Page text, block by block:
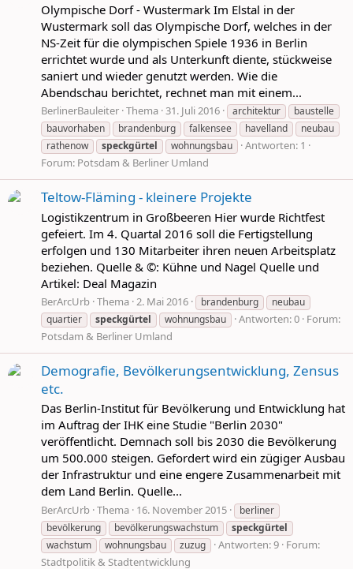
Olympische Dorf - Wustermark Im Elstal in der
Wustermark soll das Olympische Dorf, welches in der
NS-Zeit für die olympischen Spiele 1936 in Berlin
errichtet wurde und als Unterkunft diente, stückweise
saniert und wieder genutzt werden. Wie die
Abendschau berichtet, rechnet man mit einem...
BerlinerBauleiter Thema 31. Juli 2016 architektur
baustelle
bauvorhaben
brandenburg falkensee havelland
neubau
rathenow
speckgürtel wohnungsbau
Antworten: 1
Forum: Potsdam & Berliner Umland
Teltow-Fläming - kleinere Projekte
Logistikzentrum in Großbeeren Hier wurde Richtfest
gefeiert. Im 4. Quartal 2016 soll die Fertigstellung
erfolgen und 130 Mitarbeiter ihren neuen Arbeitsplatz
beziehen. Quelle & ©: Kühne und Nagel Quelle und
Artikel: Deal Magazin
BerArcUrb Thema 2. Mai 2016 brandenburg
neubau
quartier
speckgürtel wohnungsbau Antworten: 0 Forum:
Potsdam & Berliner Umland
Demografie, Bevölkerungsentwicklung, Zensus
etc.
Das Berlin-Institut für Bevölkerung und Entwicklung hat
im Auftrag der IHK eine Studie "Berlin 2030"
veröffentlicht. Demnach soll bis 2030 die Bevölkerung
um 500.000 steigen. Gefordert wird ein zügiger Ausbau
der Infrastruktur und eine engere Zusammenarbeit mit
dem Land Berlin. Quelle...
BerArcUrb Thema 16. November 2015
berliner
bevölkerung
bevölkerungswachstum
speckgürtel
wachstum
wohnungsbau zuzug Antworten: 9 Forum:
Stadtpolitik & Stadtentwicklung